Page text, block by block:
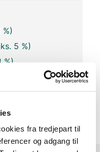
fra tredjepart til
og adgang til
5 %)
%)